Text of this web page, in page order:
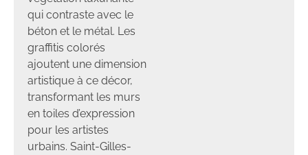
qui contraste avec le
béton et le métal. Les
graffitis colorés
ajoutent une dimension
artistique à ce décor,
transformant les murs
en toiles d’expression
pour les artistes
urbains. Saint-Gilles-